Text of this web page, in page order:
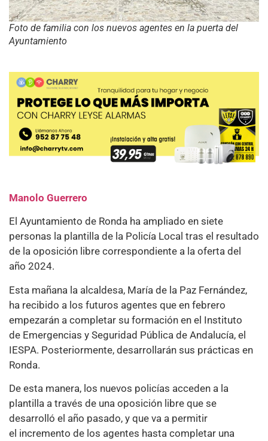
Foto de familia con los nuevos agentes en la puerta del
Ayuntamiento
Manolo Guerrero
El Ayuntamiento de Ronda ha ampliado en siete
personas la plantilla de la Policía Local tras el resultado
de la oposición libre correspondiente a la oferta del
año 2024.
Esta mañana la alcaldesa, María de la Paz Fernández,
ha recibido a los futuros agentes que en febrero
empezarán a completar su formación en el Instituto
de Emergencias y Seguridad Pública de Andalucía, el
IESPA. Posteriormente, desarrollarán sus prácticas en
Ronda.
De esta manera, los nuevos policías acceden a la
plantilla a través de una oposición libre que se
desarrolló el año pasado, y que va a permitir
el incremento de los agentes hasta completar una